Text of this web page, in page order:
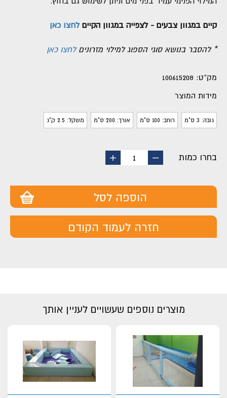
קיים במגוון צבעים - לצפייה במגוון הקייםלחצו כאן
* להסבר בנושא סוגי הספוג למילוי מזרוניםלחצו כאן
מק"ט: 100615208
מידות המוצר
גובה: 3 ס"מ רוחב: 100 ס"מ אורך: 200 ס"מ משקל: 2.5 ק"ג
בחרו כמות
החסר
1
הוסף
הוספה לסל
חזרה לעמוד הקודם
מוצרים נוספים שעשויים לעניין אותך